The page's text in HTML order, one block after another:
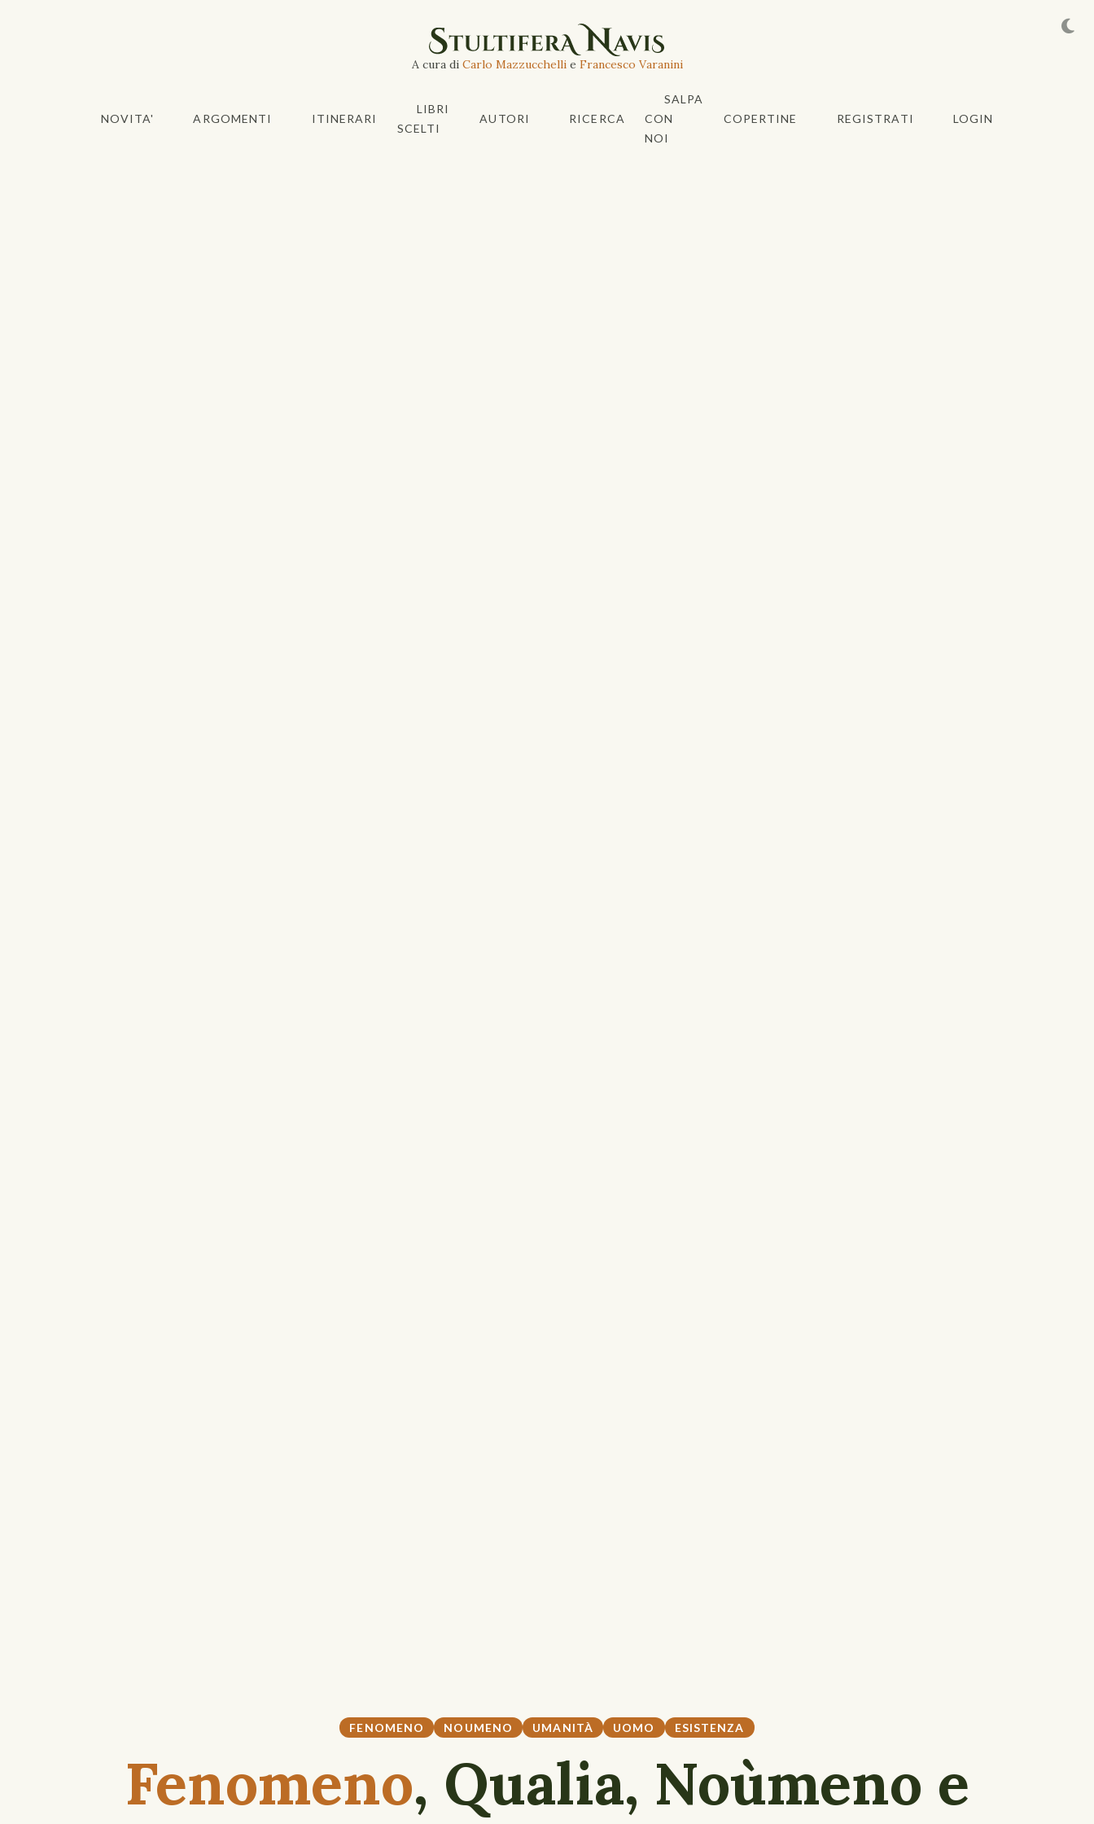
A cura di Carlo Mazzucchellie Francesco Varanini
NOVITA' ARGOMENTI ITINERARI
LIBRI
SCELTI
AUTORI RICERCA
SALPA
CON
NOI
COPERTINE REGISTRATI LOGIN
FENOMENO NOUMENO UMANITÀ UOMO ESISTENZA
Fenomeno, Qualia, Noùmeno e